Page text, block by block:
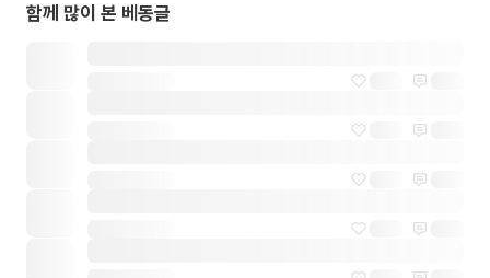
함께 많이 본 베동글